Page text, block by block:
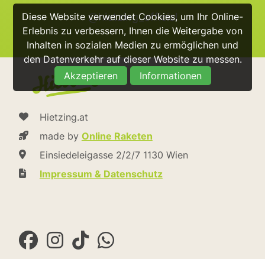
Diese Website verwendet Cookies, um Ihr Online-
Erlebnis zu verbessern, Ihnen die Weitergabe von
Inhalten in sozialen Medien zu ermöglichen und
den Datenverkehr auf dieser Website zu messen.
Akzeptieren
Informationen
@hietzing_official
Hietzing.at
made by Online Raketen
Einsiedeleigasse 2/2/7 1130 Wien
Impressum & Datenschutz